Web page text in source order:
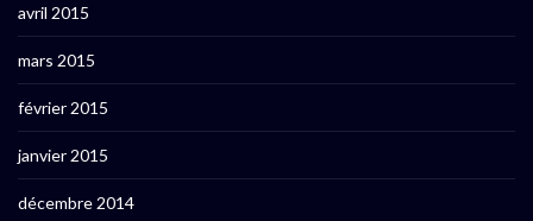
avril 2015
mars 2015
février 2015
janvier 2015
décembre 2014